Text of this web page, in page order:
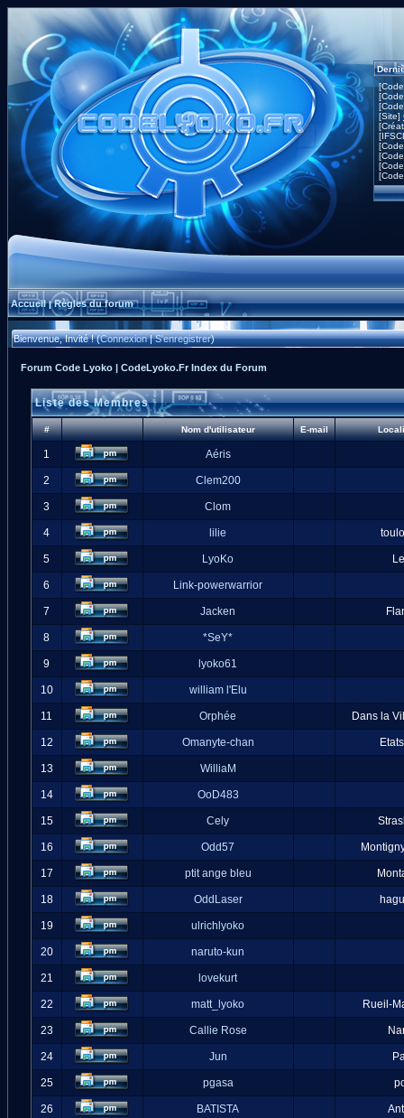
[Site]
Accueil|Règles du forum
Bienvenue, Invité ! (Connexion|S'enregistrer)
Forum Code Lyoko | CodeLyoko.Fr Index du Forum
Liste des Membres
# Nom d'utilisateur E-mail
1 Aéris
2 Clem200
3 Clom
4 lilie
5 LyoKo
6 Link-powerwarrior
7 Jacken
8 *SeY*
9 lyoko61
10 william l'Elu
11 Orphée Dans la
12 Omanyte-chan
13 WilliaM
14 OoD483
15 Cely
16 Odd57
17 ptit ange bleu
18 OddLaser
19 ulrichlyoko
20 naruto-kun
21 lovekurt
22 matt_lyoko Rueil-
23 Callie Rose
24 Jun
25 pgasa
26 BATISTA